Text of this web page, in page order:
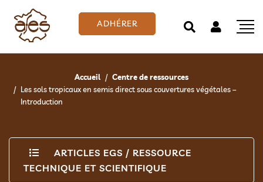
ADHÉRER
Accueil
Centre de ressources
Les sols tropicaux en semis direct sous couvertures végétales –
Introduction
ARTICLES EGS / RESSOURCE
TECHNIQUE ET SCIENTIFIQUE